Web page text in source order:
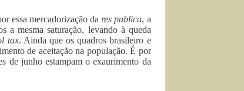
essa mercadorização da res publica, a
a mesma saturação, levando à queda
tax. Ainda que os quadros brasileiro e
de aceitação na população. É por
de junho estampam o exaurimento da